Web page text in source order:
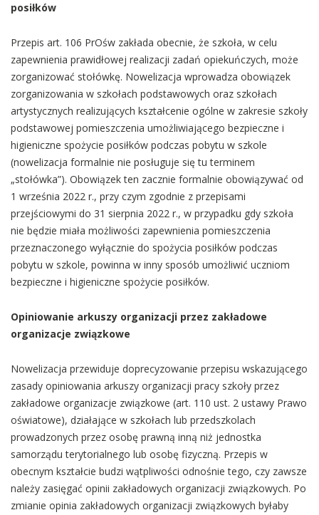
posiłków
Przepis art. 106 PrOśw zakłada obecnie, że szkoła, w celu
zapewnienia prawidłowej realizacji zadań opiekuńczych, może
zorganizować stołówkę. Nowelizacja wprowadza obowiązek
zorganizowania w szkołach podstawowych oraz szkołach
artystycznych realizujących kształcenie ogólne w zakresie szkoły
podstawowej pomieszczenia umożliwiającego bezpieczne i
higieniczne spożycie posiłków podczas pobytu w szkole
(nowelizacja formalnie nie posługuje się tu terminem
„stołówka”). Obowiązek ten zacznie formalnie obowiązywać od
1 września 2022 r., przy czym zgodnie z przepisami
przejściowymi do 31 sierpnia 2022 r., w przypadku gdy szkoła
nie będzie miała możliwości zapewnienia pomieszczenia
przeznaczonego wyłącznie do spożycia posiłków podczas
pobytu w szkole, powinna w inny sposób umożliwić uczniom
bezpieczne i higieniczne spożycie posiłków.
Opiniowanie arkuszy organizacji przez zakładowe
organizacje związkowe
Nowelizacja przewiduje doprecyzowanie przepisu wskazującego
zasady opiniowania arkuszy organizacji pracy szkoły przez
zakładowe organizacje związkowe (art. 110 ust. 2 ustawy Prawo
oświatowe), działające w szkołach lub przedszkolach
prowadzonych przez osobę prawną inną niż jednostka
samorządu terytorialnego lub osobę fizyczną. Przepis w
obecnym kształcie budzi wątpliwości odnośnie tego, czy zawsze
należy zasięgać opinii zakładowych organizacji związkowych. Po
zmianie opinia zakładowych organizacji związkowych byłaby